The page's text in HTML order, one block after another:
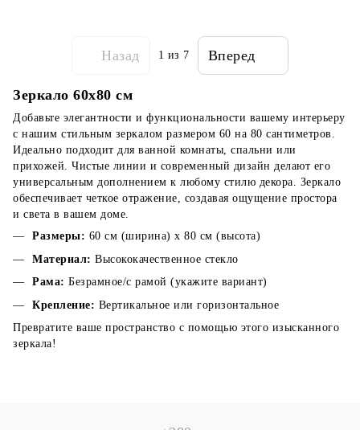
Назад 1 из 7 Вперед
Зеркало 60x80 см
Добавьте элегантности и функциональности вашему интерьеру
с нашим стильным зеркалом размером 60 на 80 сантиметров.
Идеально подходит для ванной комнаты, спальни или
прихожей. Чистые линии и современный дизайн делают его
универсальным дополнением к любому стилю декора. Зеркало
обеспечивает четкое отражение, создавая ощущение простора
и света в вашем доме.
Размеры: 60 см (ширина) x 80 см (высота)
Материал: Высококачественное стекло
Рама: Безрамное/с рамой (укажите вариант)
Крепление: Вертикальное или горизонтальное
Превратите ваше пространство с помощью этого изысканного
зеркала!